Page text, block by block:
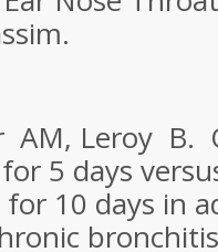
AM, Leroy B.
5 days
10 days in